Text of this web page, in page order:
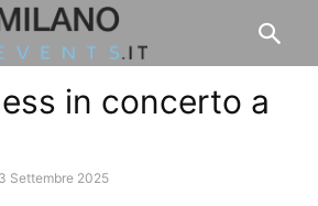
in concerto a
Settembre 2025